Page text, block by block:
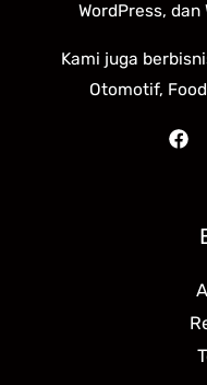
WordPress, dan
Kami juga
Otomotif,